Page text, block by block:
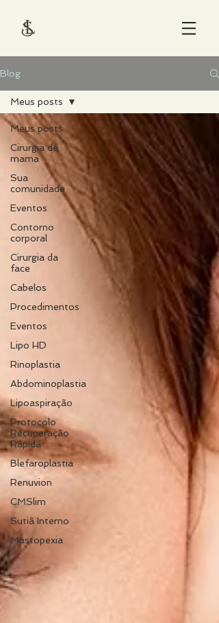
Blog
Meus posts
Cirurgia de
mama
Sua
comunidade
Eventos
Contorno
corporal
Cirurgia da
face
Cabelos
Procedimentos
Eventos
Lipo HD
Rinoplastia
Abdominoplastia
Lipoaspiração
Protocolo
Recuperação
Rápida
Blefaroplastia
Renuvion
CMSlim
Sutiã Interno
Mastopexia
Meus posts